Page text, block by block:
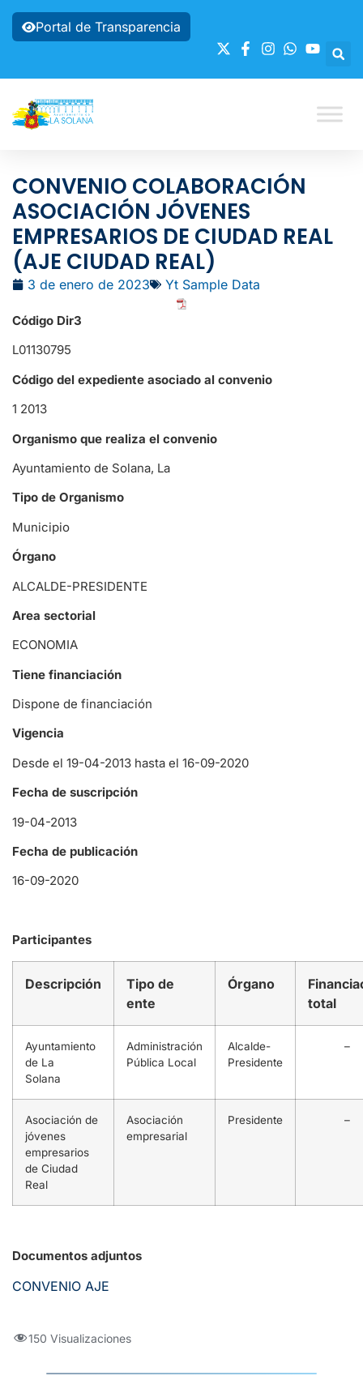
Portal de Transparencia
CONVENIO COLABORACIÓN
ASOCIACIÓN JÓVENES
EMPRESARIOS DE CIUDAD REAL
(AJE CIUDAD REAL)
3 de enero de 2023 Yt Sample Data
Código Dir3
L01130795
Código del expediente asociado al convenio
1 2013
Organismo que realiza el convenio
Ayuntamiento de Solana, La
Tipo de Organismo
Municipio
Órgano
ALCALDE-PRESIDENTE
Area sectorial
ECONOMIA
Tiene financiación
Dispone de financiación
Vigencia
Desde el 19-04-2013 hasta el 16-09-2020
Fecha de suscripción
19-04-2013
Fecha de publicación
16-09-2020
Participantes
Descripción
Tipo de
ente
Órgano
total
Ayuntamiento
de La
Solana
Administración
Pública Local
Alcalde-
Presidente
–
Asociación de
jóvenes
empresarios
de Ciudad
Real
Asociación
empresarial
Presidente –
Documentos adjuntos
CONVENIO AJE
150 Visualizaciones